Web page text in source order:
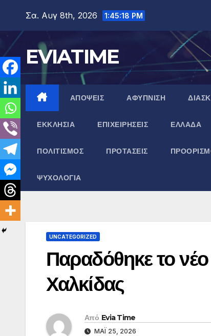
περιεχόμενο
Σα. Αυγ 8th, 2026 1:45:19 PM
EVIATIME
ΑΠΟΨΕΙΣ ΑΦΥΠΝΙΣΗ
ΕΚΚΛΗΣΙΑ ΕΠΙΧΕΙΡΗΣΕΙΣ ΕΛΛΑΔΑ
ΠΟΛΙΤΙΣΜΟΣ ΠΡΟΤΑΣΕΙΣ
ΨΥΧΟΛΟΓΙΑ
UNCATEGORIZED
Παραδόθηκε το νέο
Χαλκίδας
Από Evia Time
ΜΆΙ 25, 2026